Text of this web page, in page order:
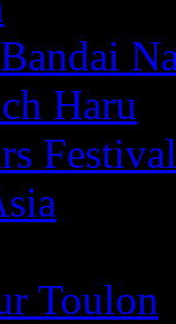
Haru
Festival
Toulon